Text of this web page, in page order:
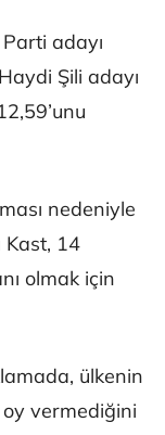
adayı
Şili adayı
nedeniyle
Kast, 14
olmak için
ülkenin
oy vermediğini